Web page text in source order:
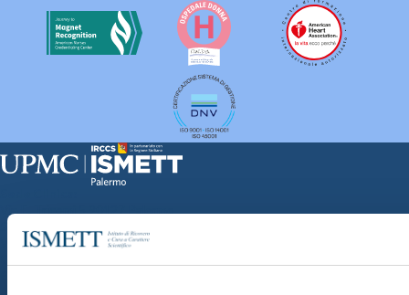
Via Discesa dei Giudici 4 90133 Palermo